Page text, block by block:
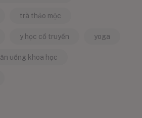
trà thảo mộc
y học cổ truyền yoga
ăn uống khoa học